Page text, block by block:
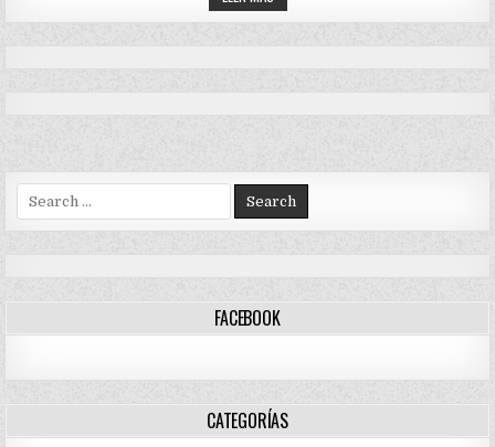
SECTOR
RICA
DISTURBIOS
AYER
SECTOR
Search
for:
FACEBOOK
CATEGORÍAS